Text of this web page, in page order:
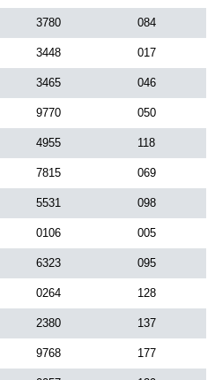
3780 084
3448 017
3465 046
9770 050
4955 118
7815 069
5531 098
0106 005
6323 095
0264 128
2380 137
9768 177